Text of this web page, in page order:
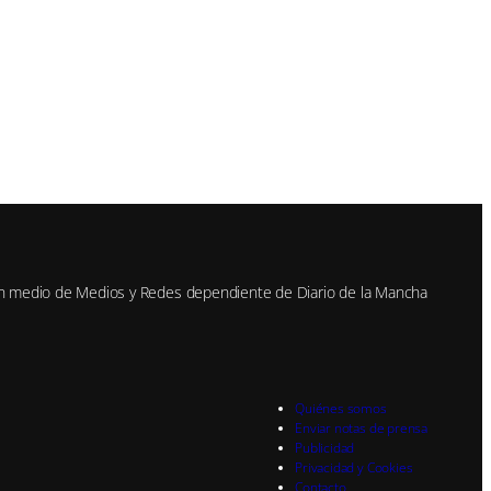
medio de Medios y Redes dependiente de Diario de la Mancha
Quiénes somos
Enviar notas de prensa
Publicidad
Privacidad y Cookies
Contacto